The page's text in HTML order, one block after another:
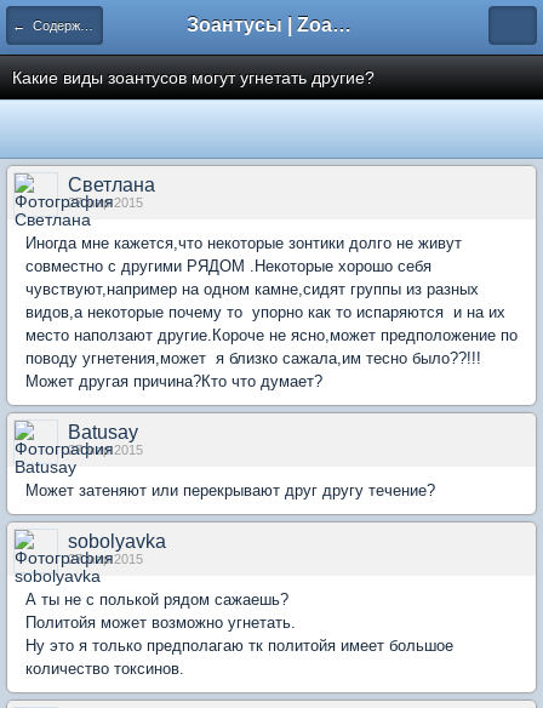
← Содержание Зоантусы | Zoasfan.ru
Какие виды зоантусов могут угнетать другие?
Светлана
27 мар 2015
Иногда мне кажется,что некоторые зонтики долго не живут
совместно с другими РЯДОМ .Некоторые хорошо себя
чувствуют,например на одном камне,сидят группы из разных
видов,а некоторые почему то упорно как то испаряются и на их
место наползают другие.Короче не ясно,может предположение по
поводу угнетения,может я близко сажала,им тесно было??!!!
Может другая причина?Кто что думает?
Batusay
27 мар 2015
Может затеняют или перекрывают друг другу течение?
sobolyavka
27 мар 2015
А ты не с полькой рядом сажаешь?
Политойя может возможно угнетать.
Ну это я только предполагаю тк политойя имеет большое
количество токсинов.